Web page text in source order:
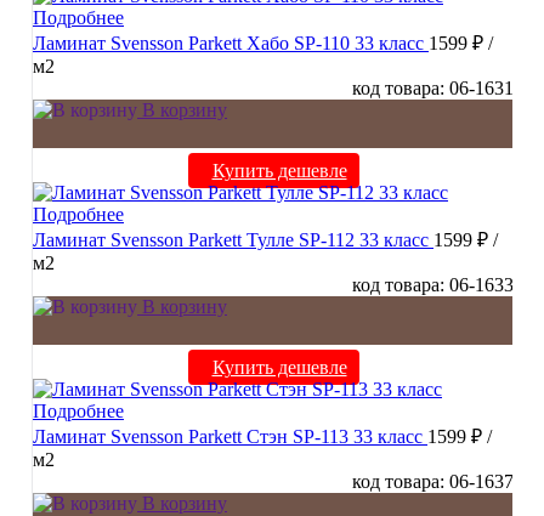
Подробнее
Ламинат Svensson Parkett Хабо SP-110 33 класс 1599 ₽ /
м2
код товара: 06-1631
В корзину
Купить дешевле
Подробнее
Ламинат Svensson Parkett Тулле SP-112 33 класс 1599 ₽ /
м2
код товара: 06-1633
В корзину
Купить дешевле
Подробнее
Ламинат Svensson Parkett Стэн SP-113 33 класс 1599 ₽ /
м2
код товара: 06-1637
В корзину